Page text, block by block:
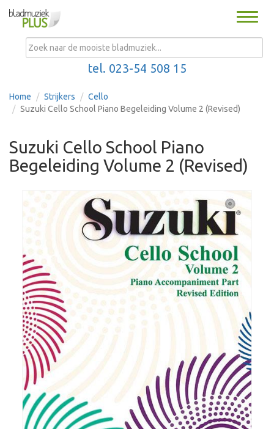
Toggle
tel. 023-54 508 15
MENU
Home Strijkers
Cello
Suzuki Cello School Piano Begeleiding Volume 2 (Revised)
Suzuki Cello School Piano
Begeleiding Volume 2 (Revised)